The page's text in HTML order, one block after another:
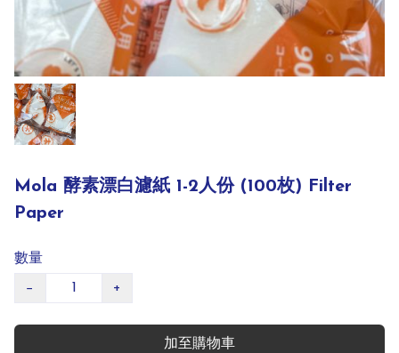
Mola 酵素漂白濾紙 1-2人份 (100枚) Filter
Paper
數量
− +
加至購物車